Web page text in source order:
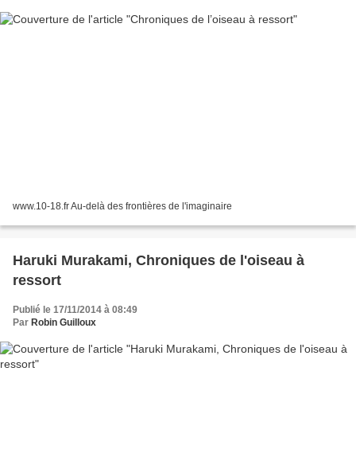
www.10-18.fr Au-delà des frontières de l'imaginaire
Haruki Murakami, Chroniques de l'oiseau à
ressort
Publié le 17/11/2014 à 08:49
Par Robin Guilloux